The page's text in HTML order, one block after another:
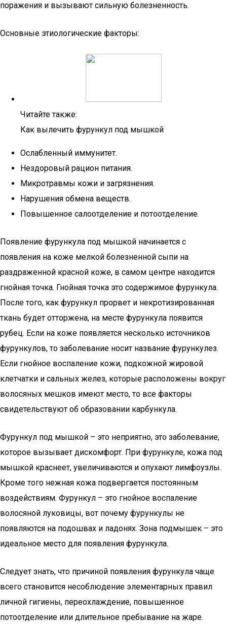
поражения и вызывают сильную болезненность.
Основные этиологические факторы:
Читайте также:
Как вылечить фурункул под мышкой
Ослабленный иммунитет.
Нездоровый рацион питания.
Микротравмы кожи и загрязнения.
Нарушения обмена веществ.
Повышенное салоотделение и потоотделение.
Появление фурункула под мышкой начинается с
появления на коже мелкой болезненной сыпи на
раздраженной красной коже, в самом центре находится
гнойная точка. Гнойная точка это содержимое фурункула.
После того, как фурункул прорвет и некротизированная
ткань будет отторжена, на месте фурункула появится
рубец. Если на коже появляется несколько источников
фурункулов, то заболевание носит название фурункулез.
Если гнойное воспаление кожи, подкожной жировой
клетчатки и сальных желез, которые расположены вокруг
волосяных мешков имеют место, то все факторы
свидетельствуют об образовании карбункула.
Фурункул под мышкой – это неприятно, это заболевание,
которое вызывает дискомфорт. При фурункуле, кожа под
мышкой краснеет, увеличиваются и опухают лимфоузлы.
Кроме того нежная кожа подвергается постоянным
воздействиям. Фурункул – это гнойное воспаление
волосяной луковицы, вот почему фурункулы не
появляются на подошвах и ладонях. Зона подмышек – это
идеальное место для появления фурункула.
Следует знать, что причиной появления фурункула чаще
всего становится несоблюдение элементарных правил
личной гигиены, переохлаждение, повышенное
потоотделение или длительное пребывание на жаре.